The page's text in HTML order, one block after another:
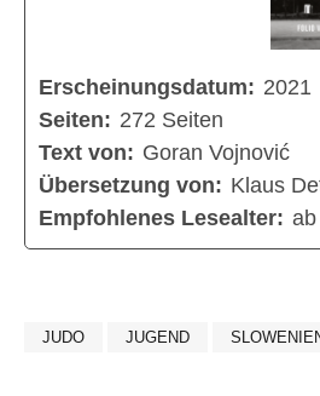
Erscheinungsdatum: 2021
Seiten: 272 Seiten
Text von: Goran Vojnović
Übersetzung von: Klaus
Empfohlenes Lesealter:
JUDO JUGEND